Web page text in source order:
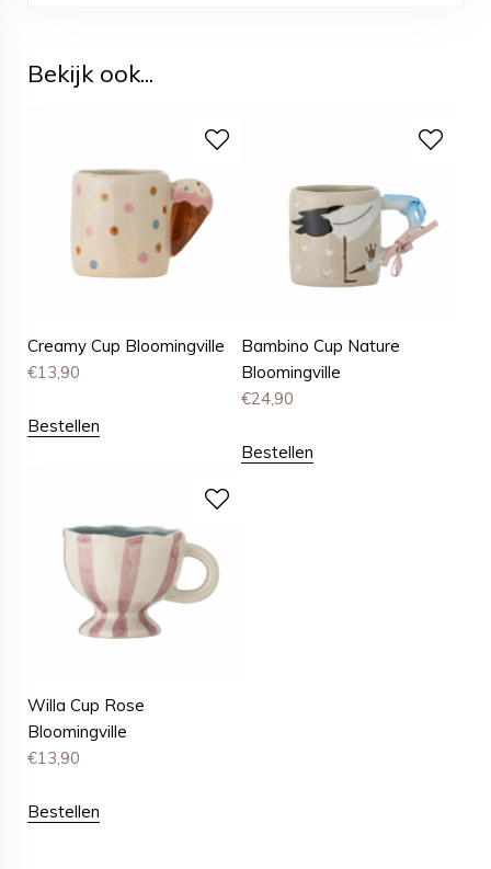
Bekijk ook...
Creamy Cup Bloomingville
€13,90
Bestellen
Bambino Cup Nature
Bloomingville
€24,90
Bestellen
Willa Cup Rose
Bloomingville
€13,90
Bestellen